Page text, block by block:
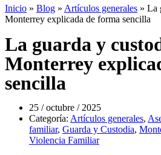
Inicio » Blog » Artículos generales » La
Monterrey explicada de forma sencilla
La guarda y
Monterrey
sencilla
25 / octubre / 2025
Categoría: Artículos generales,
familiar, Guarda y Custodia,
Violencia Familiar